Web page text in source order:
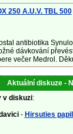
250 A.U.V. TBL 500
antibiotika
dávkování
večer Medrol.
Aktuální diskuze -
v diskuzi:
- Hirsuties